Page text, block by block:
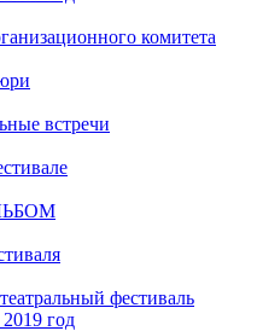
комитета
встречи
фестиваль
год